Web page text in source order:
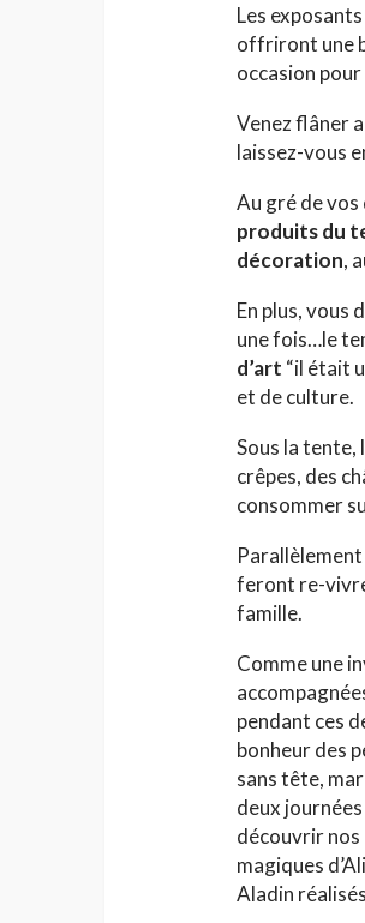
Les
offriront une
occasion
Venez flâner
laissez-vous
Au gré de vos
produits du
décoration,
En plus, vous
une fois…le
d’art “il était
et de culture.
Sous la
crêpes, des
consommer
Parallèlement
feront re-
famille.
Comme une
pendant ces
bonheur des
sans tête,
deux
découvrir nos
magiques
Aladin